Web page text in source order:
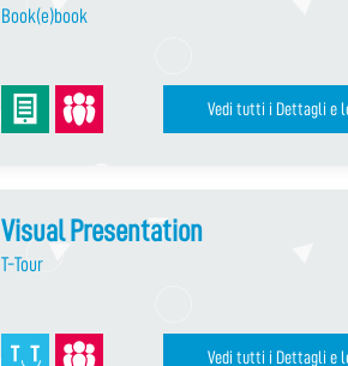
Book(e)book
Vedi tutti i Dettagli e
Visual Presentation
T-Tour
Vedi tutti i Dettagli e